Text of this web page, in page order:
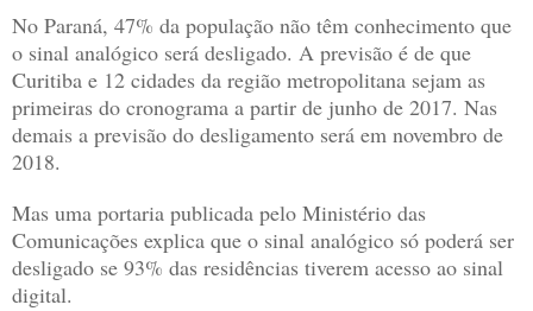
No Paraná, 47% da população não têm conhecimento que
o sinal analógico será desligado. A previsão é de que
Curitiba e 12 cidades da região metropolitana sejam as
primeiras do cronograma a partir de junho de 2017. Nas
demais a previsão do desligamento será em novembro de
2018.
Mas uma portaria publicada pelo Ministério das
Comunicações explica que o sinal analógico só poderá ser
desligado se 93% das residências tiverem acesso ao sinal
digital.